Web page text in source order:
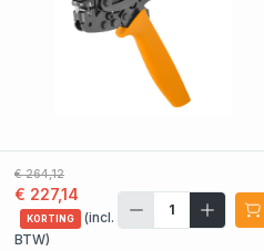
€ 264,12
€ 227,14
KORTING
(incl.
BTW)